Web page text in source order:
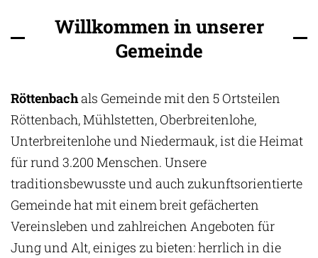
Willkommen in unserer
Gemeinde
Röttenbachals Gemeinde mit den 5 Ortsteilen
Röttenbach, Mühlstetten, Oberbreitenlohe,
Unterbreitenlohe und Niedermauk, ist die Heimat
für rund 3.200 Menschen. Unsere
traditionsbewusste und auch zukunftsorientierte
Gemeinde hat mit einem breit gefächerten
Vereinsleben und zahlreichen Angeboten für
Jung und Alt, einiges zu bieten: herrlich in die